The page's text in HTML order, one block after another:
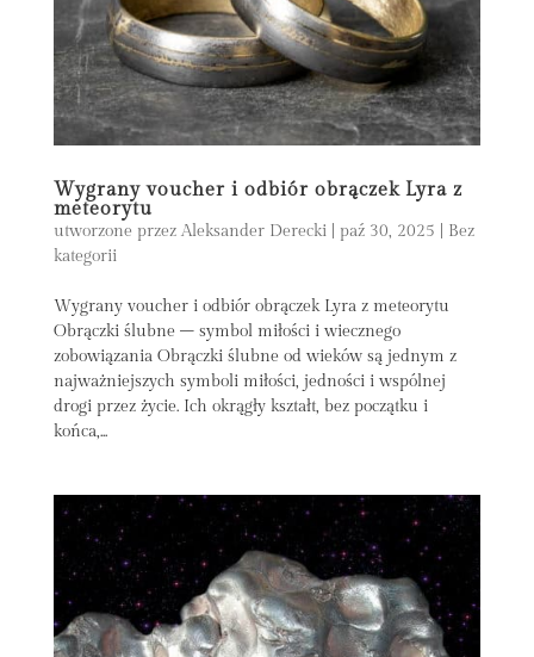
Wygrany voucher i odbiór obrączek Lyra z
meteorytu
utworzone przez Aleksander Derecki| paź 30, 2025
Bez
kategorii
Wygrany voucher i odbiór obrączek Lyra z meteorytu
Obrączki ślubne – symbol miłości i wiecznego
zobowiązania Obrączki ślubne od wieków są jednym z
najważniejszych symboli miłości, jedności i wspólnej
drogi przez życie. Ich okrągły kształt, bez początku i
końca,...